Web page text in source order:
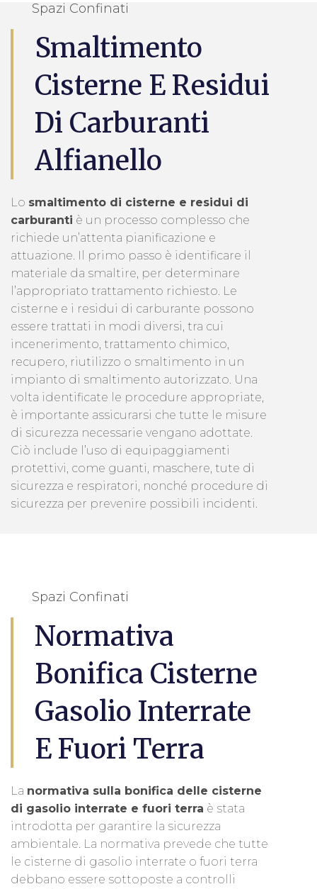
Spazi Confinati
Smaltimento
Cisterne E Residui
Di Carburanti
Alfianello
Lo smaltimento di cisterne e residui di
carburanti è un processo complesso che
richiede un’attenta pianificazione e
attuazione. Il primo passo è identificare il
materiale da smaltire, per determinare
l’appropriato trattamento richiesto. Le
cisterne e i residui di carburante possono
essere trattati in modi diversi, tra cui
incenerimento, trattamento chimico,
recupero, riutilizzo o smaltimento in un
impianto di smaltimento autorizzato. Una
volta identificate le procedure appropriate,
è importante assicurarsi che tutte le misure
di sicurezza necessarie vengano adottate.
Ciò include l’uso di equipaggiamenti
protettivi, come guanti, maschere, tute di
sicurezza e respiratori, nonché procedure di
sicurezza per prevenire possibili incidenti.
Spazi Confinati
Normativa
Bonifica Cisterne
Gasolio Interrate
E Fuori Terra
La normativa sulla bonifica delle cisterne
di gasolio interrate e fuori terra è stata
introdotta per garantire la sicurezza
ambientale. La normativa prevede che tutte
le cisterne di gasolio interrate o fuori terra
debbano essere sottoposte a controlli